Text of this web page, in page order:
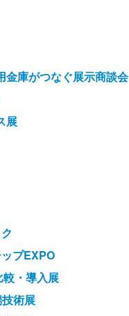
金庫がつなぐ展示商談会
展
プEXPO
・導入展
術展